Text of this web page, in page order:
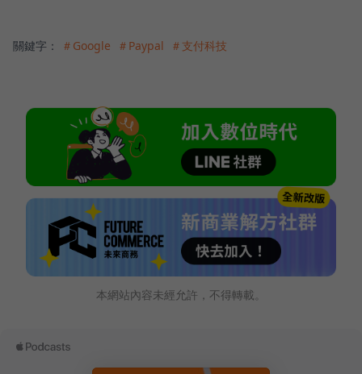
關鍵字： ＃Google ＃Paypal ＃支付科技
本網站內容未經允許，不得轉載。